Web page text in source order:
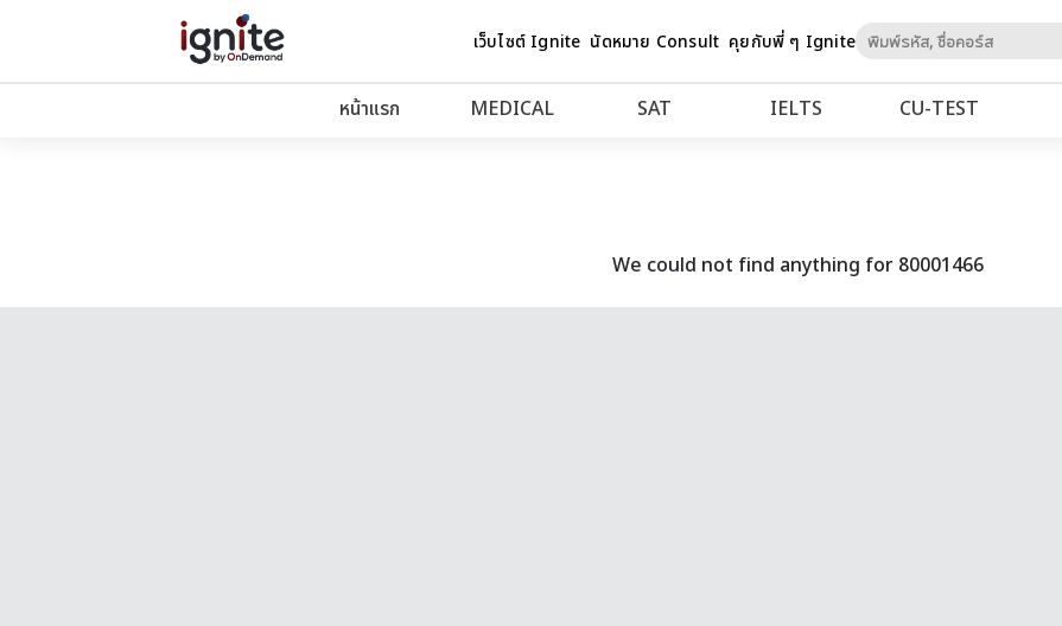
เว็บไซต์ Ignite นัดหมาย Consult คุยกับพี่ ๆ Igniteto
หน้าแรก MEDICAL SAT IELTS CU‑TEST
We could not find anything for 80001466